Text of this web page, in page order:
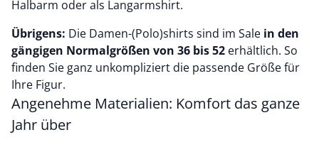
Halbarm oder als Langarmshirt.
Übrigens: Die Damen-(Polo)shirts sind im Sale in den
gängigen Normalgrößen von 36 bis 52
finden Sie ganz unkompliziert die passende Größe für
Ihre Figur.
Angenehme Materialien: Komfort das ganze
Jahr über